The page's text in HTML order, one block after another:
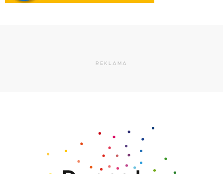
REKLAMA